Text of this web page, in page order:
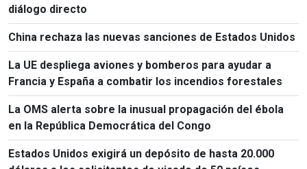
diálogo directo
China rechaza las nuevas sanciones de Estados Unidos
La UE despliega aviones y bomberos para ayudar a
Francia y España a combatir los incendios forestales
La OMS alerta sobre la inusual propagación del ébola
en la República Democrática del Congo
Estados Unidos exigirá un depósito de hasta 20.000